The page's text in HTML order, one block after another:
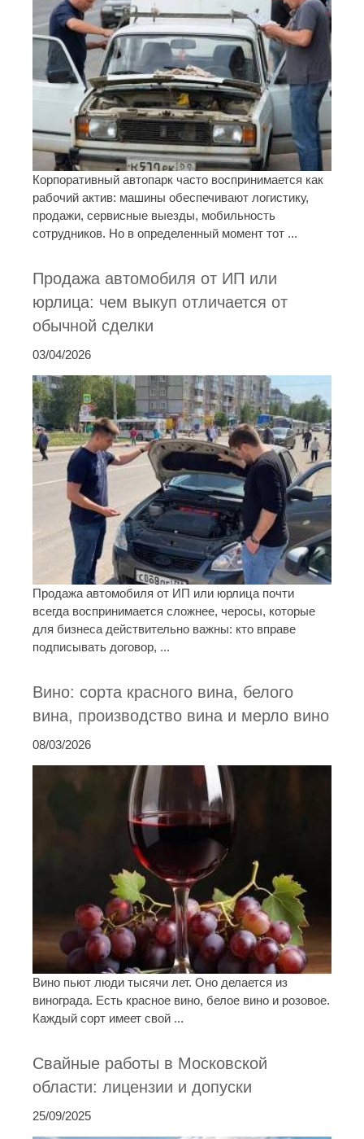
Корпоративный автопарк часто воспринимается как
рабочий актив: машины обеспечивают логистику,
продажи, сервисные выезды, мобильность
сотрудников. Но в определенный момент тот ...
Продажа автомобиля от ИП или
юрлица: чем выкуп отличается от
обычной сделки
03/04/2026
Продажа автомобиля от ИП или юрлица почти
всегда воспринимается сложнее, черосы, которые
для бизнеса действительно важны: кто вправе
подписывать договор, ...
Вино: сорта красного вина, белого
вина, производство вина и мерло вино
08/03/2026
Вино пьют люди тысячи лет. Оно делается из
винограда. Есть красное вино, белое вино и розовое.
Каждый сорт имеет свой ...
Свайные работы в Московской
области: лицензии и допуски
25/09/2025